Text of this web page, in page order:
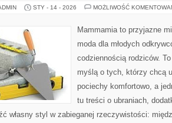
STY - 14 - 2026 MOŻLIWOŚĆ
Mammamia to przyjazne
moda dla młodych
codziennością rodziców.
myślą o tych, którzy chcą
pociechy komfortowo, a
tu treści o ubraniach,
własny styl w zabieganej rzeczywistości: